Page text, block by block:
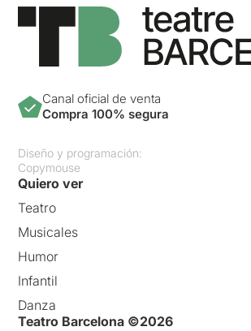
Canal oficial de venta
Compra 100% segura
Diseño y programación:
Copymouse
Quiero ver
Teatro
Musicales
Humor
Infantil
Danza
Teatro Barcelona ©2026